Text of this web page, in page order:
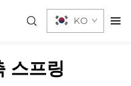
KO
스프링